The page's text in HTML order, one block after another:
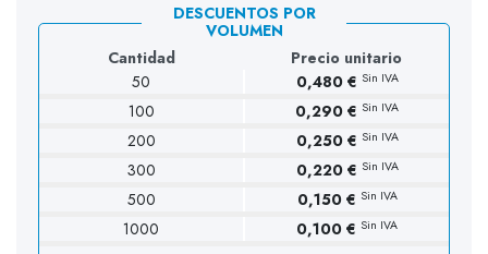
DESCUENTOS POR
VOLUMEN
Cantidad
Precio unitario
50
0,480 € Sin IVA
100 0,290 € Sin IVA
200 0,250 € Sin IVA
300 0,220 € Sin IVA
500 0,150 € Sin IVA
1000 0,100 € Sin IVA